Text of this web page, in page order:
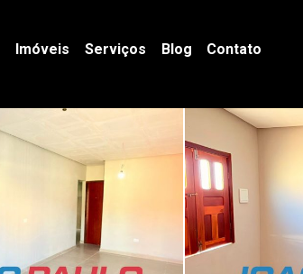
Imóveis Serviços Blog Contato